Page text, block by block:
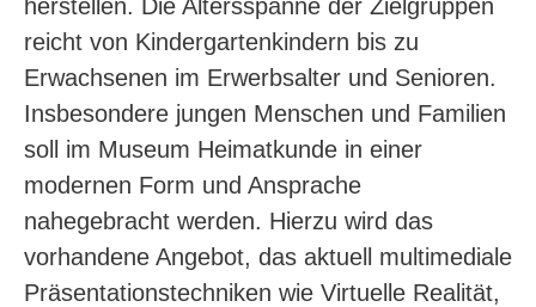
herstellen. Die Altersspanne der Zielgruppen
reicht von Kindergartenkindern bis zu
Erwachsenen im Erwerbsalter und Senioren.
Insbesondere jungen Menschen und Familien
soll im Museum Heimatkunde in einer
modernen Form und Ansprache
nahegebracht werden. Hierzu wird das
vorhandene Angebot, das aktuell multimediale
Präsentationstechniken wie Virtuelle Realität,